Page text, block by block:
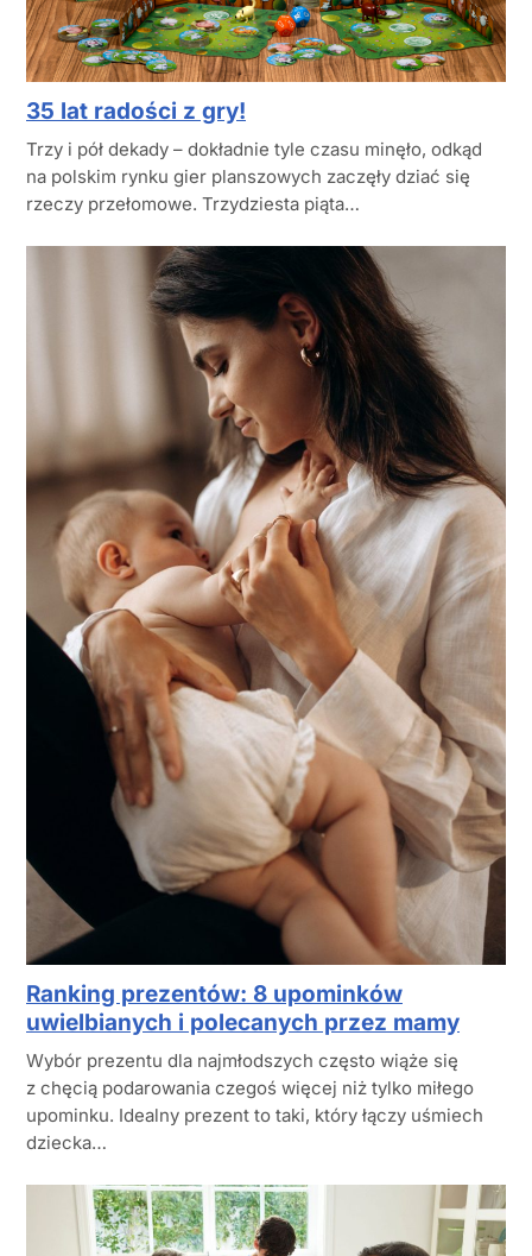
35 lat radości z gry!
Trzy i pół dekady – dokładnie tyle czasu minęło, odkąd
na polskim rynku gier planszowych zaczęły dziać się
rzeczy przełomowe. Trzydziesta piąta…
Ranking prezentów: 8 upominków
uwielbianych i polecanych przez mamy
Wybór prezentu dla najmłodszych często wiąże się
z chęcią podarowania czegoś więcej niż tylko miłego
upominku. Idealny prezent to taki, który łączy uśmiech
dziecka…